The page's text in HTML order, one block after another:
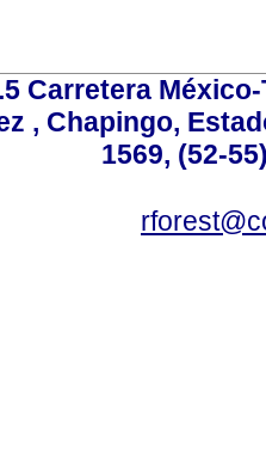
Carretera
, Chapingo,
1569, (52-